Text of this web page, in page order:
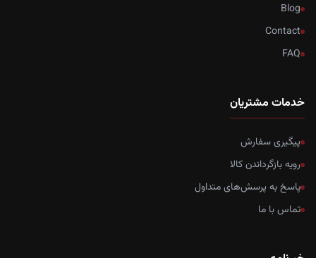
Blog
Contact
FAQ
خدمات مشتریان
پیگیری سفارش
رویه بازگرداندن کالا
پاسخ به پرسش‌های متداول
تماس با ما